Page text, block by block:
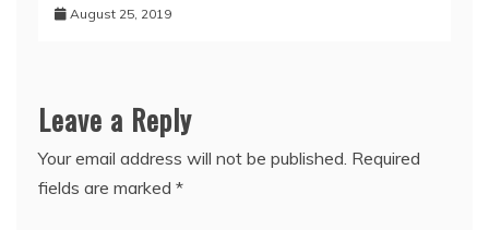
August 25, 2019
Leave a Reply
Your email address will not be published. Required
fields are marked *